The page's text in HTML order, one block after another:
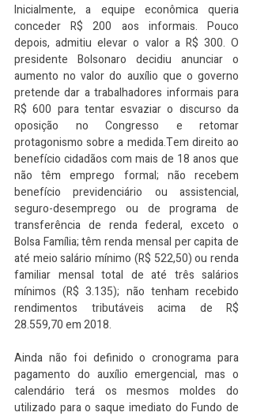
Inicialmente, a equipe econômica queria
conceder R$ 200 aos informais. Pouco
depois, admitiu elevar o valor a R$ 300. O
presidente Bolsonaro decidiu anunciar o
aumento no valor do auxílio que o governo
pretende dar a trabalhadores informais para
R$ 600 para tentar esvaziar o discurso da
oposição no Congresso e retomar
protagonismo sobre a medida.Tem direito ao
benefício cidadãos com mais de 18 anos que
não têm emprego formal; não recebem
benefício previdenciário ou assistencial,
seguro-desemprego ou de programa de
transferência de renda federal, exceto o
Bolsa Família; têm renda mensal per capita de
até meio salário mínimo (R$ 522,50) ou renda
familiar mensal total de até três salários
mínimos (R$ 3.135); não tenham recebido
rendimentos tributáveis acima de R$
28.559,70 em 2018.
Ainda não foi definido o cronograma para
pagamento do auxílio emergencial, mas o
calendário terá os mesmos moldes do
utilizado para o saque imediato do Fundo de